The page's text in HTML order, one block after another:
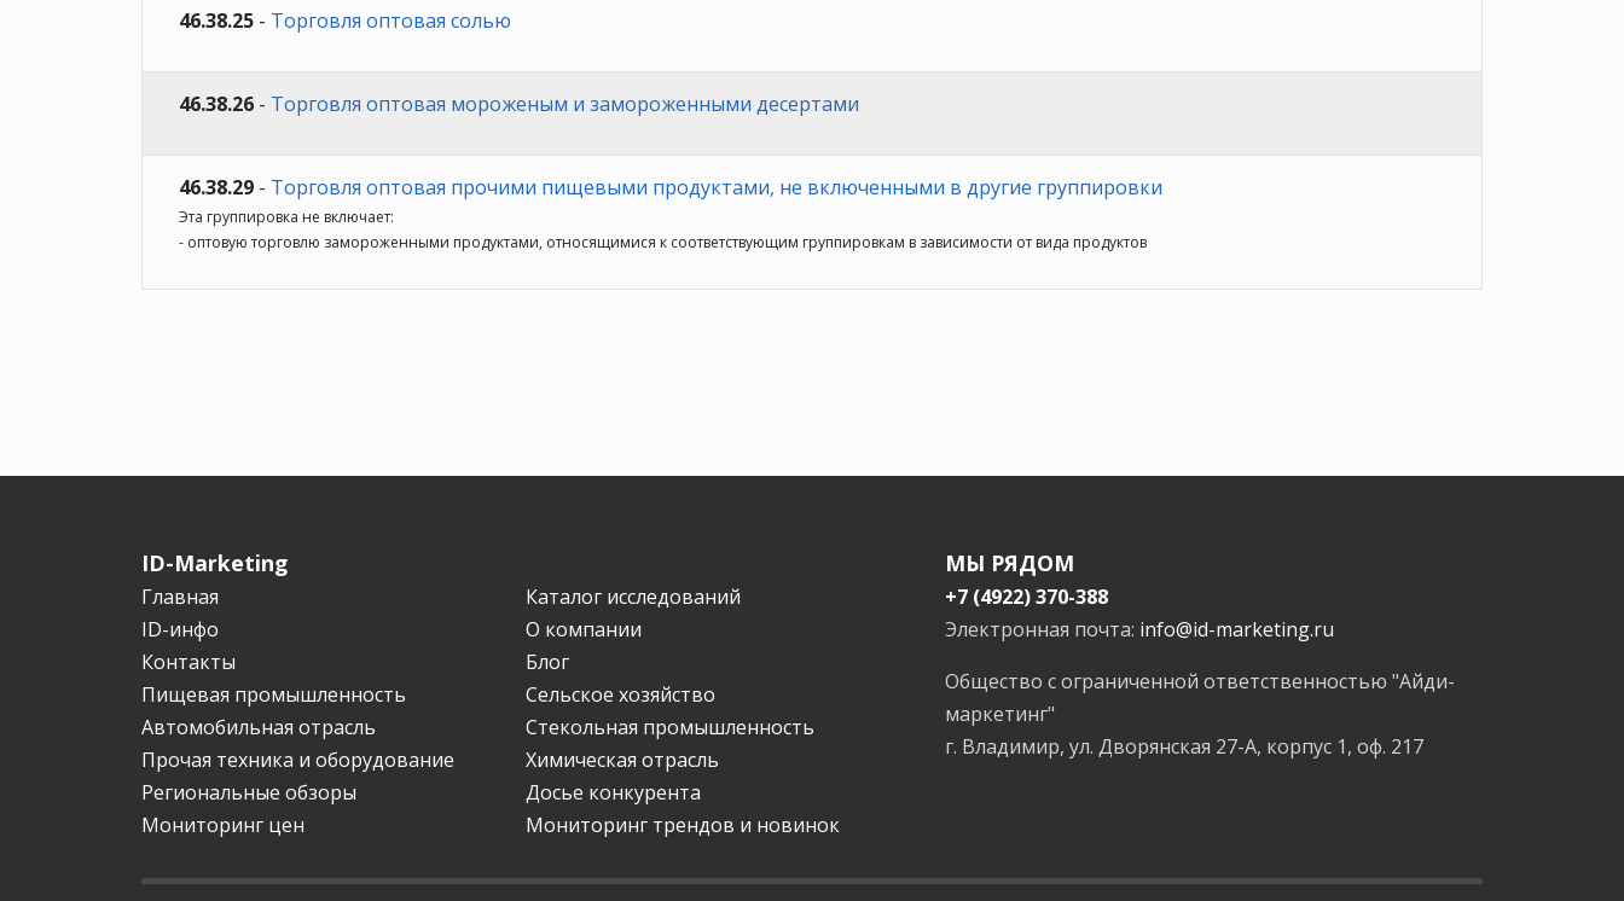
46.38.25 - Торговля оптовая солью
46.38.26 - Торговля оптовая мороженым и замороженными десертами
46.38.29 - Торговля оптовая прочими пищевыми продуктами, не включенными в другие группировки
Эта группировка не включает:
- оптовую торговлю замороженными продуктами, относящимися к соответствующим группировкам в зависимости от вида продуктов
ID-Marketing
Главная
Каталог исследований
ID-инфо
О компании
Контакты
Блог
Пищевая промышленность
Сельское хозяйство
Автомобильная отрасль
Стекольная промышленность
Прочая техника и оборудование
Химическая отрасль
Региональные обзоры
Досье конкурента
Мониторинг цен
Мониторинг трендов и новинок
МЫ РЯДОМ
+7 (4922) 370-388
Электронная почта: info@id-marketing.ru
Общество с ограниченной ответственностью "Айди-
маркетинг"
г. Владимир, ул. Дворянская 27-А, корпус 1, оф. 217